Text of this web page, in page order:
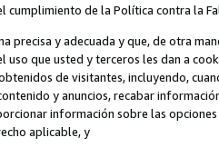
cumplimiento de la Política contra la
precisa y adecuada y que, de otra
uso que usted y terceros les dan a
de visitantes, incluyendo,
y anuncios, recabar
información sobre las
aplicable, y